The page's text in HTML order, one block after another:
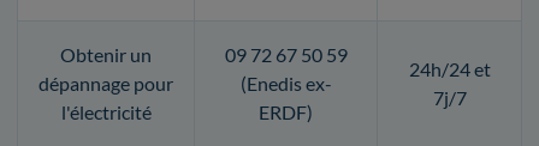
Obtenir un
dépannage pour
l'électricité
09 72 67 50 59
(Enedis ex-
ERDF)
24h/24 et
7j/7